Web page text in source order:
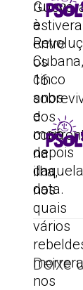
rumo
à
Cubana,
cinco
anos
e
meio
depois
daquela
data.
entre
os
16
dos
na
ilha,
nos
quais
vários
nos
Deixe